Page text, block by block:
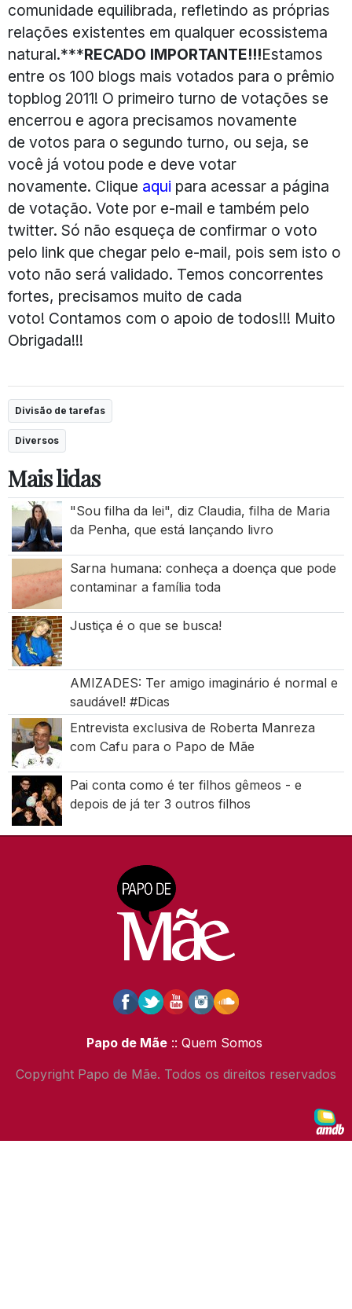
comunidade equilibrada, refletindo as próprias
relações existentes em qualquer ecossistema
natural.***RECADO IMPORTANTE!!!Estamos
entre os 100 blogs mais votados para o prêmio
topblog 2011! O primeiro turno de votações se
encerrou e agora precisamos novamente
de votos para o segundo turno, ou seja, se
você já votou pode e deve votar
novamente. Clique aqui para acessar a página
de votação. Vote por e-mail e também pelo
twitter. Só não esqueça de confirmar o voto
pelo link que chegar pelo e-mail, pois sem isto o
voto não será validado. Temos concorrentes
fortes, precisamos muito de cada
voto! Contamos com o apoio de todos!!! Muito
Obrigada!!!
Divisão de tarefas
Diversos
Mais lidas
"Sou filha da lei", diz Claudia, filha de Maria
da Penha, que está lançando livro
Sarna humana: conheça a doença que pode
contaminar a família toda
Justiça é o que se busca!
AMIZADES: Ter amigo imaginário é normal e
saudável! #Dicas
Entrevista exclusiva de Roberta Manreza
com Cafu para o Papo de Mãe
Pai conta como é ter filhos gêmeos - e
depois de já ter 3 outros filhos
Papo de Mãe :: Quem Somos
Copyright Papo de Mãe. Todos os direitos reservados